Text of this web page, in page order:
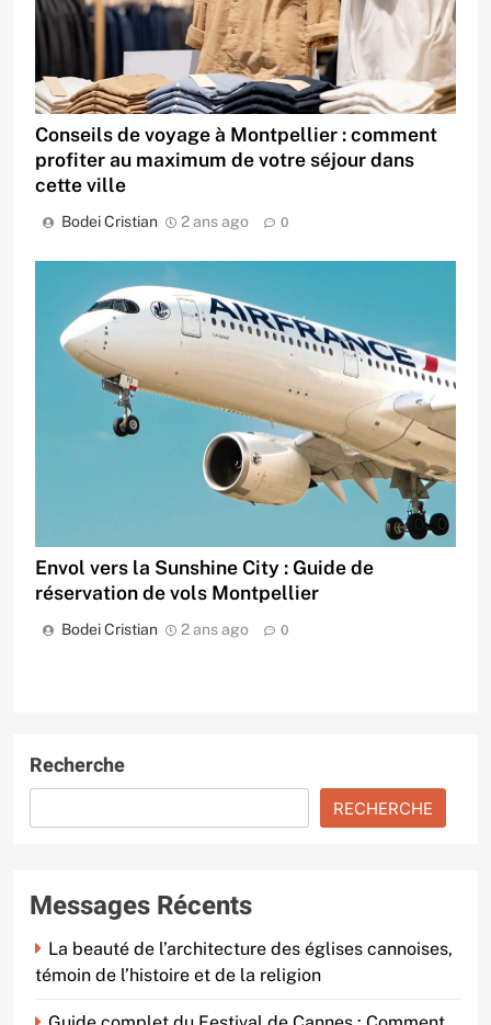
Conseils de voyage à Montpellier : comment
profiter au maximum de votre séjour dans
cette ville
Bodei Cristian 2 ans ago 0
Envol vers la Sunshine City : Guide de
réservation de vols Montpellier
Bodei Cristian 2 ans ago 0
Recherche
RECHERCHE
Messages Récents
La beauté de l’architecture des églises cannoises,
témoin de l’histoire et de la religion